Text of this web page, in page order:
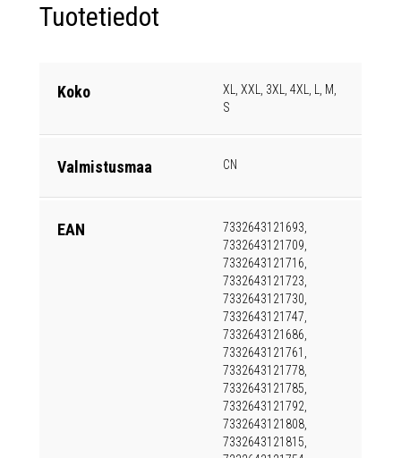
Tuotetiedot
Koko
XL, XXL, 3XL, 4XL, L, M,
S
Valmistusmaa CN
EAN
7332643121693,
7332643121709,
7332643121716,
7332643121723,
7332643121730,
7332643121747,
7332643121686,
7332643121761,
7332643121778,
7332643121785,
7332643121792,
7332643121808,
7332643121815,